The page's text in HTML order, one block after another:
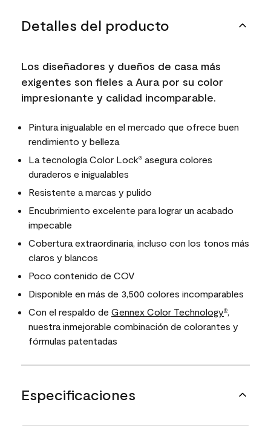
Detalles del producto
Los diseñadores y dueños de casa más
exigentes son fieles a Aura por su color
impresionante y calidad incomparable.
Pintura inigualable en el mercado que ofrece buen
rendimiento y belleza
La tecnología Color Lock® asegura colores
duraderos e inigualables
Resistente a marcas y pulido
Encubrimiento excelente para lograr un acabado
impecable
Cobertura extraordinaria, incluso con los tonos más
claros y blancos
Poco contenido de COV
Disponible en más de 3,500 colores incomparables
Con el respaldo de Gennex Color Technology®,
nuestra inmejorable combinación de colorantes y
fórmulas patentadas
Especificaciones